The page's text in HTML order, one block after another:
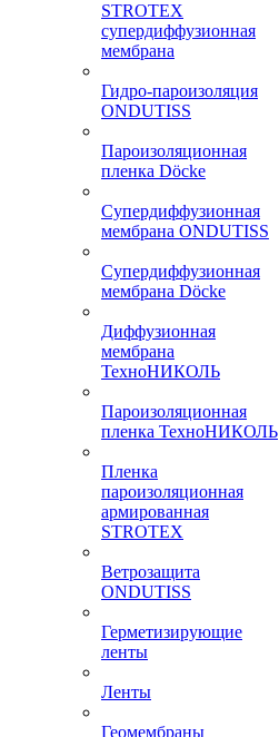
STROTEX
супердиффузионная
мембрана
Гидро-пароизоляция
ONDUTISS
Пароизоляционная
пленка Döcke
Супердиффузионная
мембрана ONDUTISS
Супердиффузионная
мембрана Döcke
Диффузионная
мембрана
ТехноНИКОЛЬ
Пароизоляционная
пленка ТехноНИКОЛЬ
Пленка
пароизоляционная
армированная
STROTEX
Ветрозащита
ONDUTISS
Герметизирующие
ленты
Ленты
Геомембраны